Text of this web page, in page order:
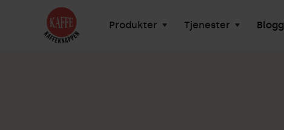
Produkter Tjenester Blogg